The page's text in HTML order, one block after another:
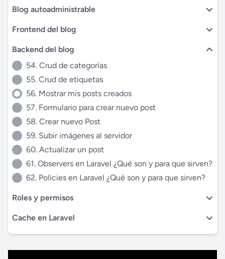
Blog autoadministrable
Frontend del blog
Backend del blog
54. Crud de categorías
55. Crud de etiquetas
56. Mostrar mis posts creados
57. Formulario para crear nuevo post
58. Crear nuevo Post
59. Subir imágenes al servidor
60. Actualizar un post
61. Observers en Laravel ¿Qué son y para que sirven?
62. Policies en Laravel ¿Qué son y para que sirven?
Roles y permisos
Cache en Laravel